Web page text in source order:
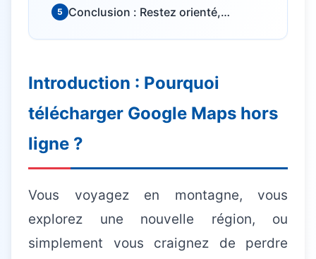
d'impôt
5
Conclusion : Restez orienté,
Introduction : Pourquoi
télécharger Google Maps hors
ligne ?
Vous voyagez en montagne, vous
explorez une nouvelle région, ou
simplement vous craignez de perdre